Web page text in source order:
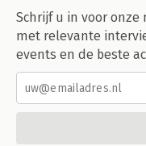
Schrijf u in voor
met relevante
events en de beste